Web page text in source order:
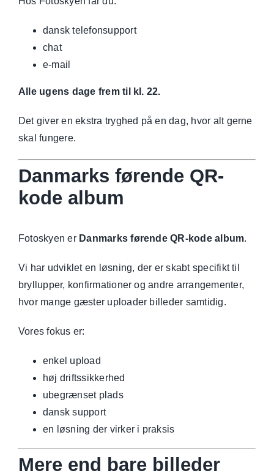
dansk telefonsupport
chat
e-mail
Alle ugens dage frem til kl. 22.
Det giver en ekstra tryghed på en dag, hvor alt gerne
skal fungere.
Danmarks førende QR-
kode album
Fotoskyen er Danmarks førende QR-kode album.
Vi har udviklet en løsning, der er skabt specifikt til
bryllupper, konfirmationer og andre arrangementer,
hvor mange gæster uploader billeder samtidig.
Vores fokus er:
enkel upload
høj driftssikkerhed
ubegrænset plads
dansk support
en løsning der virker i praksis
Mere end bare billeder